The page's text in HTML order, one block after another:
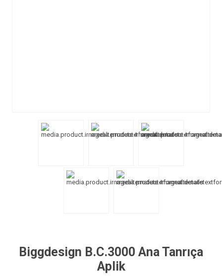
Biggdesign B.C.3000 Ana Tanrıça
Aplik